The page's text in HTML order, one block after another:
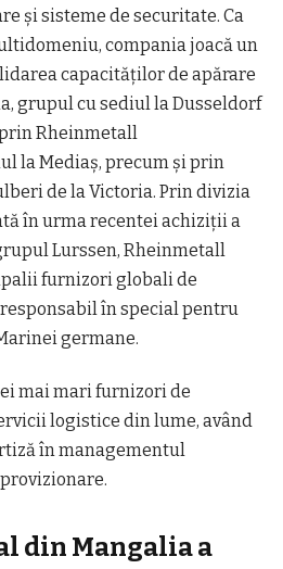
şi sisteme de securitate. Ca
compania joacă un
capacităţilor de apărare
grupul cu sediul la Dusseldorf
Rheinmetall
la Mediaş, precum şi prin
de la Victoria. Prin divizia
în urma recentei achiziţii a
Lurssen, Rheinmetall
furnizori globali de
în special pentru
germane.
mai mari furnizori de
logistice din lume, având
în managementul
din Mangaliaa